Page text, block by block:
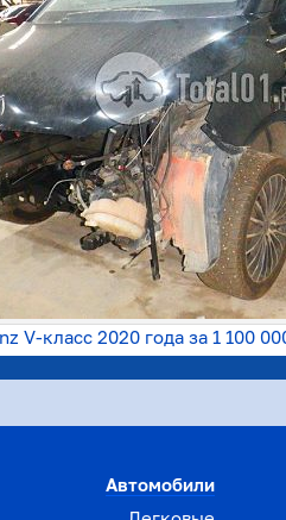
V-класс 2020 года за 1 100
Автомобили